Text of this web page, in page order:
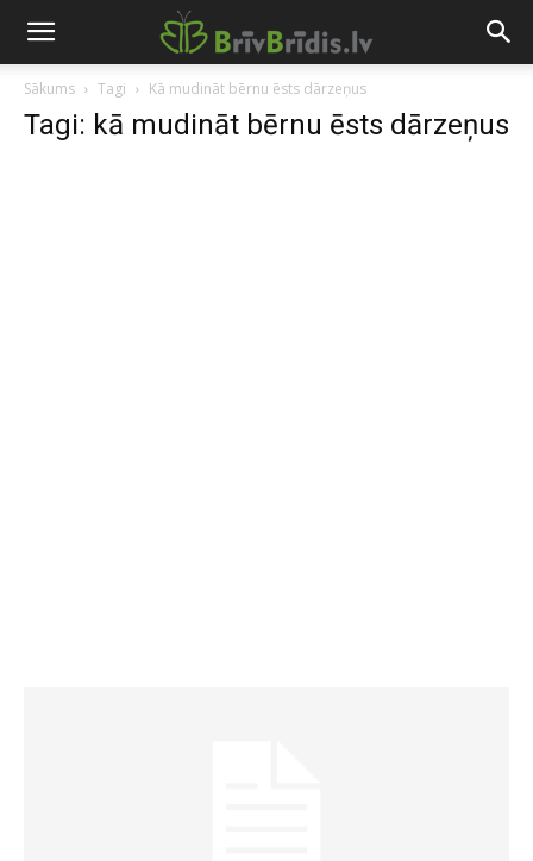
Sākums Tagi Kā mudināt bērnu ēsts dārzeņus
Tagi: kā mudināt bērnu ēsts dārzeņus